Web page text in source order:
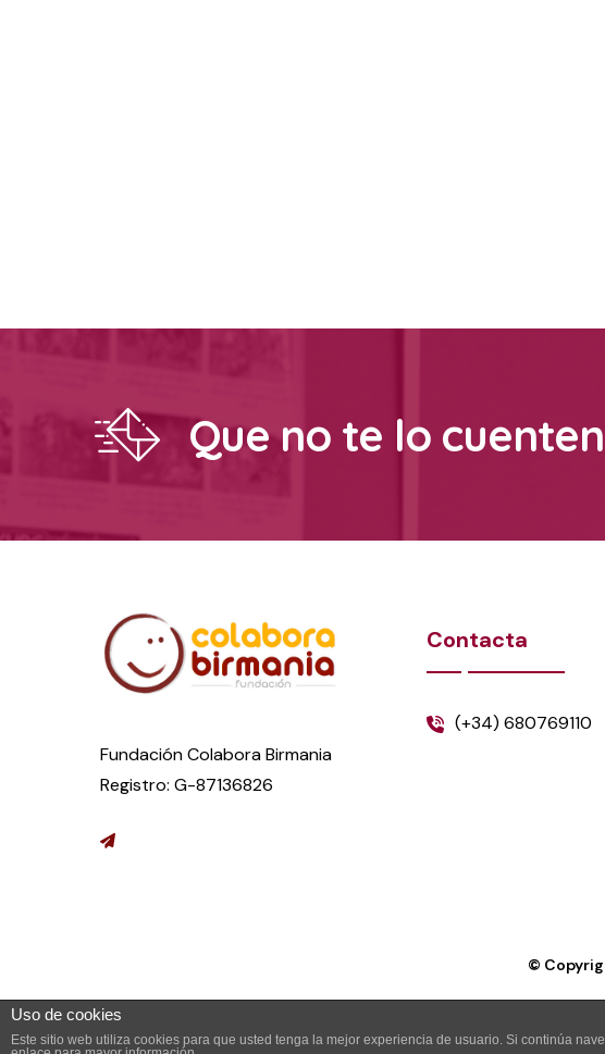
Que no te lo cuenten
Fundación Colabora Birmania
Registro: G-87136826
Contacta
(+34) 680769110
©
Uso de cookies
Este sitio web utiliza cookies para que usted tenga la mejor experiencia de usuario. Si continúa